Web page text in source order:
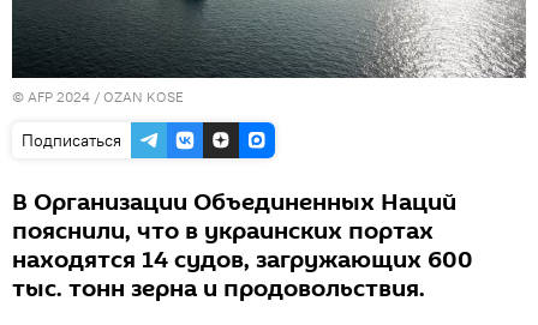
© AFP 2024 / OZAN KOSE
Подписаться
В Организации Объединенных Наций
пояснили, что в украинских портах
находятся 14 судов, загружающих 600
тыс. тонн зерна и продовольствия.